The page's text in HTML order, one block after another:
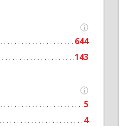
644
143
5
4